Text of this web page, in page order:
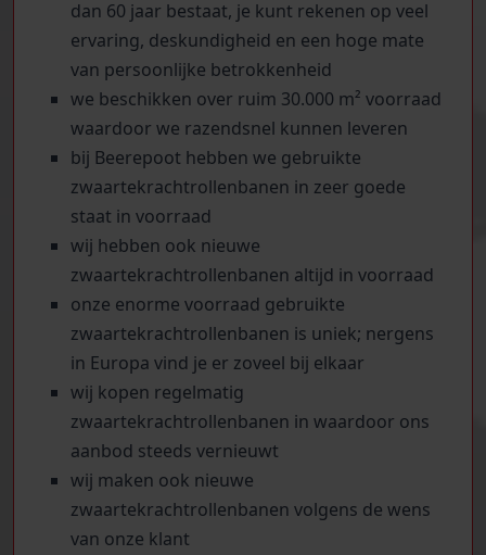
dan 60 jaar bestaat, je kunt rekenen op veel
ervaring, deskundigheid en een hoge mate
van persoonlijke betrokkenheid
we beschikken over ruim 30.000 m² voorraad
waardoor we razendsnel kunnen leveren
bij Beerepoot hebben we gebruikte
zwaartekrachtrollenbanen in zeer goede
staat in voorraad
wij hebben ook nieuwe
zwaartekrachtrollenbanen altijd in voorraad
onze enorme voorraad gebruikte
zwaartekrachtrollenbanen is uniek; nergens
in Europa vind je er zoveel bij elkaar
wij kopen regelmatig
zwaartekrachtrollenbanen in waardoor ons
aanbod steeds vernieuwt
wij maken ook nieuwe
zwaartekrachtrollenbanen volgens de wens
van onze klant